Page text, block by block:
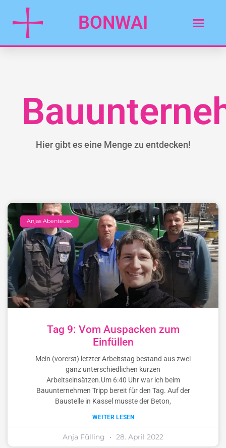
BONWAI
Hier gibt es eine Menge zu entdecken!
Anjas Abenteuer
Tag 9: Vom Auspacken zum
Einfüllen
Mein (vorerst) letzter Arbeitstag bestand aus zwei
ganz unterschiedlichen kurzen
Arbeitseinsätzen.Um 6:40 Uhr war ich beim
Bauunternehmen Tripp bereit für den Tag. Auf der
Baustelle in Kassel musste der Beton,
WEITER LESEN
Anja Fülling 28. April 2022